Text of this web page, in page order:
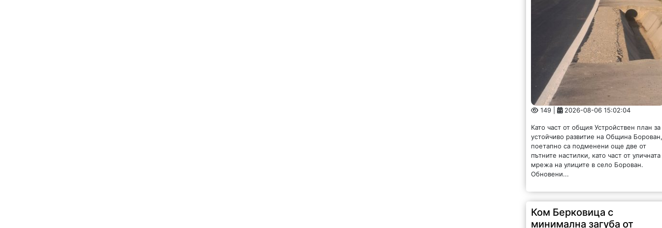
149 | 2026-08-06 15:02:04
Като част от общия Устройствен план за
устойчиво развитие на Община
поетапно са подменени още две от
пътните настилки, като част от уличната
мрежа на улиците в село Борован.
Обновени...
Ком Берковица с
минимална загуба от